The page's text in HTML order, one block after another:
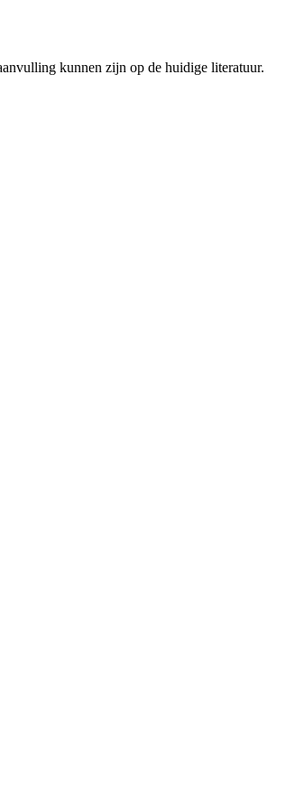
kunnen zijn op de huidige literatuur.